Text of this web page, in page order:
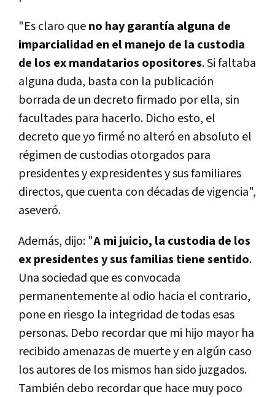
"Es claro queno hay garantía alguna de
imparcialidad en el manejo de la custodia
de los ex mandatarios opositores. Si faltaba
alguna duda, basta con la publicación
borrada de un decreto firmado por ella, sin
facultades para hacerlo. Dicho esto, el
decreto que yo firmé no alteró en absoluto el
régimen de custodias otorgados para
presidentes y expresidentes y sus familiares
directos, que cuenta con décadas de vigencia",
aseveró.
Además, dijo: "A mi juicio, la custodia de los
ex presidentes y sus familias tiene sentido.
Una sociedad que es convocada
permanentemente al odio hacia el contrario,
pone en riesgo la integridad de todas esas
personas. Debo recordar que mi hijo mayor ha
recibido amenazas de muerte y en algún caso
los autores de los mismos han sido juzgados.
También debo recordar que hace muy poco